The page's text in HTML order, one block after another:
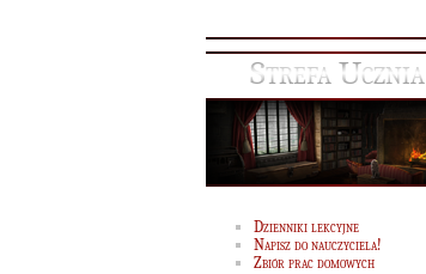
Strefa Ucznia
Dzienniki lekcyjne
Napisz do nauczyciela!
Zbiór prac domowych